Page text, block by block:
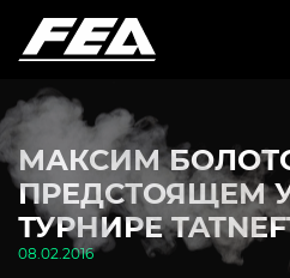
МАКСИМ
ПРЕДСТОЯЩЕМ
ТУРНИРЕ
08.02.2016